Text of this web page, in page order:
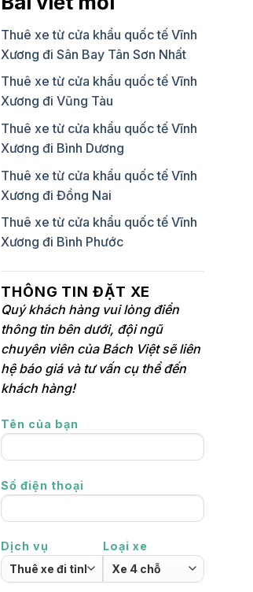
Thuê xe từ cửa khẩu quốc tế Vĩnh
Xương đi Sân Bay Tân Sơn Nhất
Thuê xe từ cửa khẩu quốc tế Vĩnh
Xương đi Vũng Tàu
Thuê xe từ cửa khẩu quốc tế Vĩnh
Xương đi Bình Dương
Thuê xe từ cửa khẩu quốc tế Vĩnh
Xương đi Đồng Nai
Thuê xe từ cửa khẩu quốc tế Vĩnh
Xương đi Bình Phước
THÔNG TIN ĐẶT XE
Quý khách hàng vui lòng điền
thông tin bên dưới, đội ngũ
chuyên viên của Bách Việt sẽ liên
hệ báo giá và tư vấn cụ thể đến
khách hàng!
Tên của bạn
Số điện thoại
Dịch vụ Loại xe